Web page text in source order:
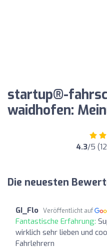
startup®-
waidhofen:
4.3/5
Die neuesten
GI_Flo Veröffentlicht auf
Fantastische Erfahrung:
wirklich sehr lieben und
Fahrlehrern